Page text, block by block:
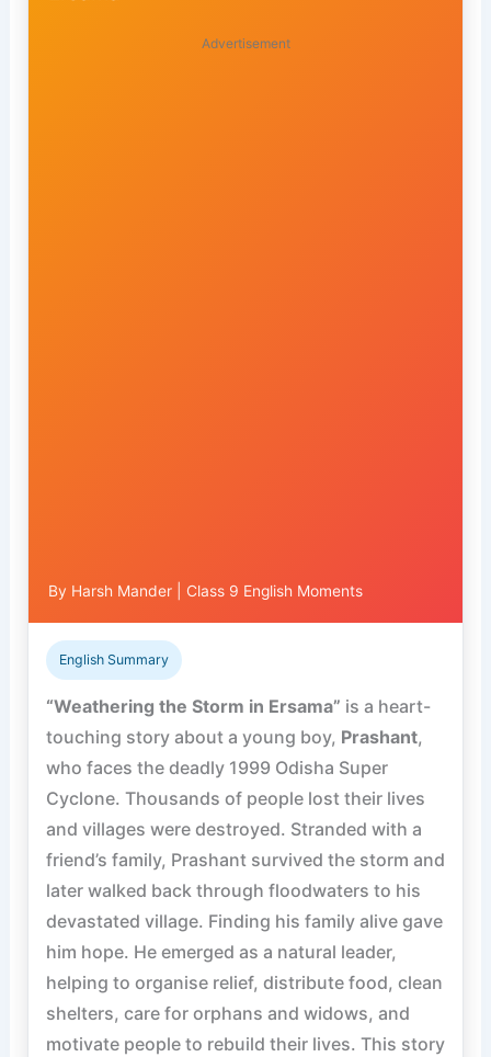
Advertisement
By Harsh Mander | Class 9 English Moments
English Summary
“Weathering the Storm in Ersama” is a heart-
touching story about a young boy, Prashant,
who faces the deadly 1999 Odisha Super
Cyclone. Thousands of people lost their lives
and villages were destroyed. Stranded with a
friend’s family, Prashant survived the storm and
later walked back through floodwaters to his
devastated village. Finding his family alive gave
him hope. He emerged as a natural leader,
helping to organise relief, distribute food, clean
shelters, care for orphans and widows, and
motivate people to rebuild their lives. This story